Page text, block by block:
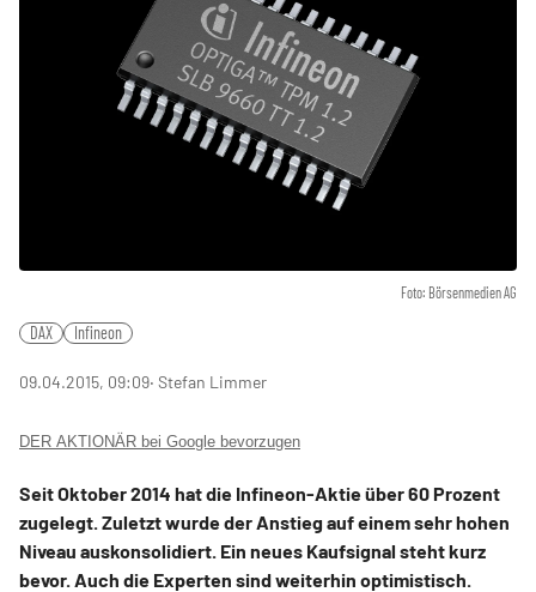
Foto: Börsenmedien AG
DAX Infineon
09.04.2015, 09:09‧ Stefan Limmer
DER AKTIONÄR bei Google bevorzugen
Seit Oktober 2014 hat die Infineon-Aktie über 60 Prozent
zugelegt. Zuletzt wurde der Anstieg auf einem sehr hohen
Niveau auskonsolidiert. Ein neues Kaufsignal steht kurz
bevor. Auch die Experten sind weiterhin optimistisch.